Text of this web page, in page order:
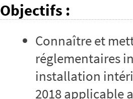
Objectifs :
Connaître et
réglementaires
installation
2018 applicable